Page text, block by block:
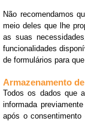
Não recomendamos
meio deles que lhe
as suas
funcionalidades
de formulários para
Armazenamento
Todos os dados que
informada
após o